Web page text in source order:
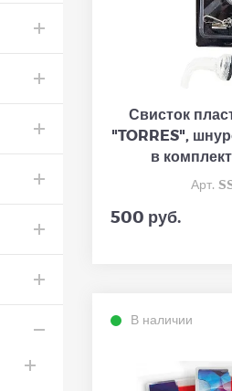
Свисток
"TORRES",
в
Арт.
500 руб.
В наличии